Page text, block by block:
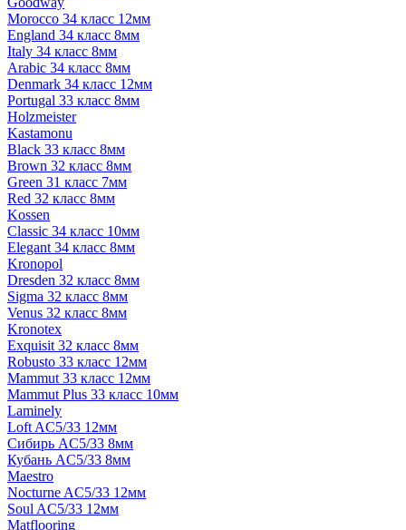
Morocco 34 класс 12мм
England 34 класс 8мм
Italy 34 класс 8мм
Arabic 34 класс 8мм
Denmark 34 класс 12мм
Portugal 33 класс 8мм
Holzmeister
Kastamonu
Black 33 класс 8мм
Brown 32 класс 8мм
Green 31 класс 7мм
Red 32 класс 8мм
Kossen
Classic 34 класс 10мм
Elegant 34 класс 8мм
Kronopol
Dresden 32 класс 8мм
Sigma 32 класс 8мм
Venus 32 класс 8мм
Kronotex
Exquisit 32 класс 8мм
Robusto 33 класс 12мм
Mammut 33 класс 12мм
Mammut Plus 33 класс 10мм
Laminely
Loft AC5/33 12мм
Сибирь AC5/33 8мм
Кубань AC5/33 8мм
Maestro
Nocturne AC5/33 12мм
Soul AC5/33 12мм
Matflooring